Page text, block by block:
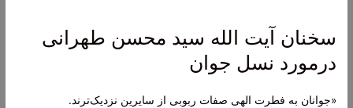
سخنان آیت الله سید محسن طهرانی
درمورد نسل جوان
«جوانان به فطرت الهی صفات ربوبی از سایرین نزدیک‌ترند.